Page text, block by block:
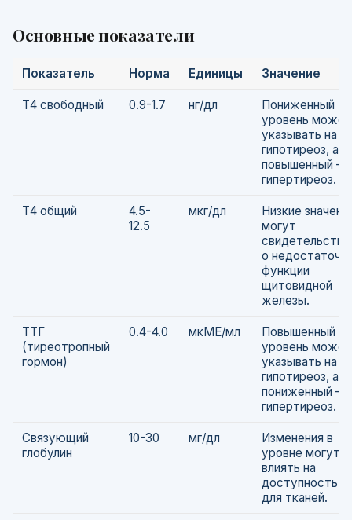
Основные показатели
Показатель Норма Единицы Значение
Т4 свободный 0.9-1.7 нг/дл
Пониженный
уровень может
указывать на
гипотиреоз, а
повышенный —
гипертиреоз.
Т4 общий
4.5-
12.5
мкг/дл
Низкие
могут
о
функции
щитовидной
железы.
ТТГ
(тиреотропный
гормон)
0.4-4.0 мкМЕ/мл
Повышенный
уровень может
указывать на
гипотиреоз, а
пониженный —
гипертиреоз.
Связующий
глобулин
10-30 мг/дл
Изменения в
уровне могут
влиять на
доступность
для тканей.